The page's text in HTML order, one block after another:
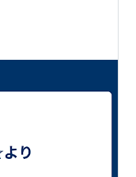
した。 ＊＊＊ こ